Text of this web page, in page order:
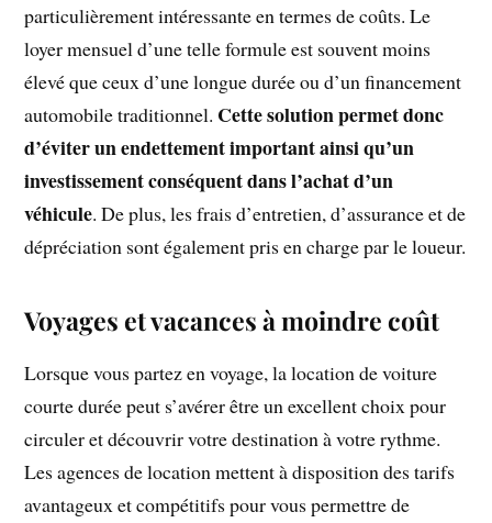
particulièrement intéressante en termes de coûts. Le
loyer mensuel d’une telle formule est souvent moins
élevé que ceux d’une longue durée ou d’un financement
automobile traditionnel. Cette solution permet donc
d’éviter un endettement important ainsi qu’un
investissement conséquent dans l’achat d’un
véhicule. De plus, les frais d’entretien, d’assurance et de
dépréciation sont également pris en charge par le loueur.
Voyages et vacances à moindre coût
Lorsque vous partez en voyage, la location de voiture
courte durée peut s’avérer être un excellent choix pour
circuler et découvrir votre destination à votre rythme.
Les agences de location mettent à disposition des tarifs
avantageux et compétitifs pour vous permettre de